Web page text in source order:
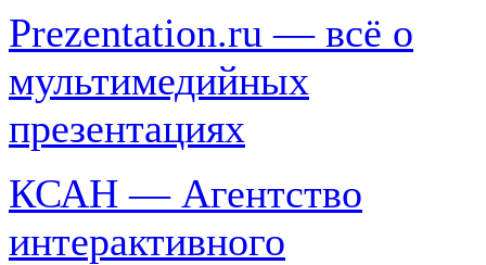
Prezentation.ru — всё о
мультимедийных
презентациях
КСАН — Агентство
интерактивного